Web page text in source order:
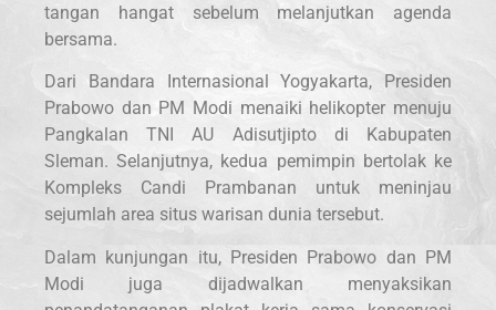
tangan hangat sebelum melanjutkan agenda
bersama.
Dari Bandara Internasional Yogyakarta, Presiden
Prabowo dan PM Modi menaiki helikopter menuju
Pangkalan TNI AU Adisutjipto di Kabupaten
Sleman. Selanjutnya, kedua pemimpin bertolak ke
Kompleks Candi Prambanan untuk meninjau
sejumlah area situs warisan dunia tersebut.
Dalam kunjungan itu, Presiden Prabowo dan PM
Modi juga dijadwalkan menyaksikan